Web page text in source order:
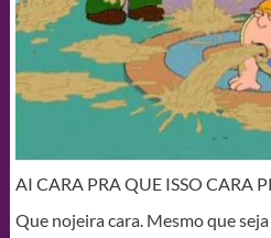
AI CARA PRA QUE ISSO CARA
Que nojeira cara. Mesmo que